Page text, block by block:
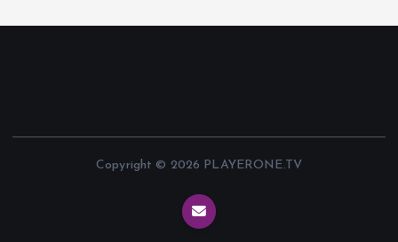
Copyright © 2026 PLAYERONE.TV